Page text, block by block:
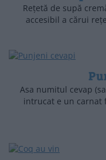
Rețetă de supă
accesibil a cărui
Asa numitul cevap
intrucat e un carnat